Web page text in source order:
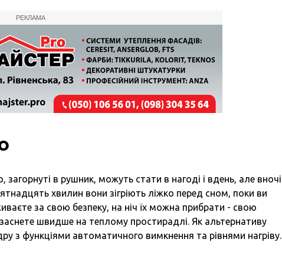
РЕКЛАМА
в рушник, можуть стати в нагоді і вдень, але вночі
хвилин вони зігріють ліжко перед сном, поки ви
за свою безпеку, на ніч їх можна прибрати - свою
швидше на теплому простирадлі. Як альтернативу
з функціями автоматичного вимкнення та рівнями нагріву.